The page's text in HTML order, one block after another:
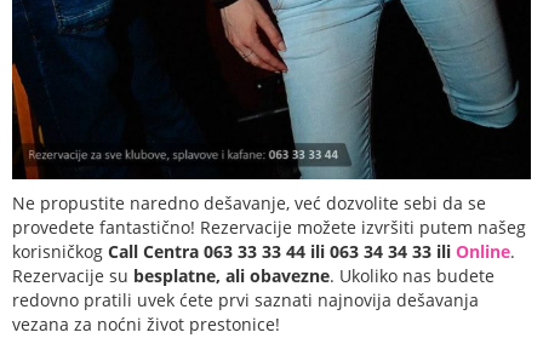
Ne propustite naredno dešavanje, već dozvolite sebi da se
provedete fantastično! Rezervacije možete izvršiti putem našeg
korisničkog Call Centra 063 33 33 44 ili 063 34 34 33 ili Online.
Rezervacije su besplatne, ali obavezne. Ukoliko nas budete
redovno pratili uvek ćete prvi saznati najnovija dešavanja
vezana za noćni život prestonice!